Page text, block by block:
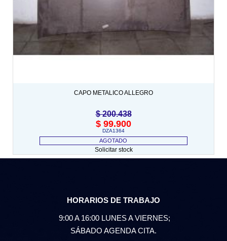
CAPO METALICO ALLEGRO
$200.438
$ 99.900
DZA1364
AGOTADO
Solicitar stock
HORARIOS DE TRABAJO
9:00 A 16:00 LUNES A VIERNES;
SÁBADO AGENDA CITA.